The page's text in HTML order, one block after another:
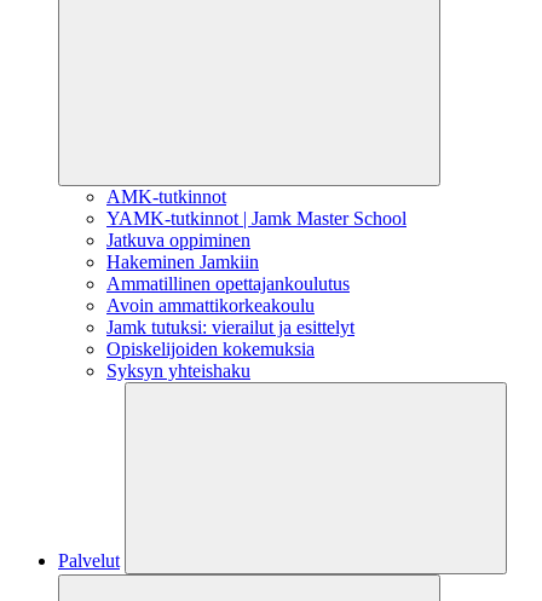
AMK-tutkinnot
YAMK-tutkinnot | Jamk Master School
Jatkuva oppiminen
Hakeminen Jamkiin
Ammatillinen opettajankoulutus
Avoin ammattikorkeakoulu
Jamk tutuksi: vierailut ja esittelyt
Opiskelijoiden kokemuksia
Syksyn yhteishaku
Palvelut